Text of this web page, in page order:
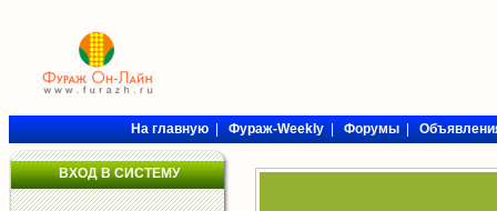
На главную|Фураж-Weekly|Форумы|
ВХОД В СИСТЕМУ